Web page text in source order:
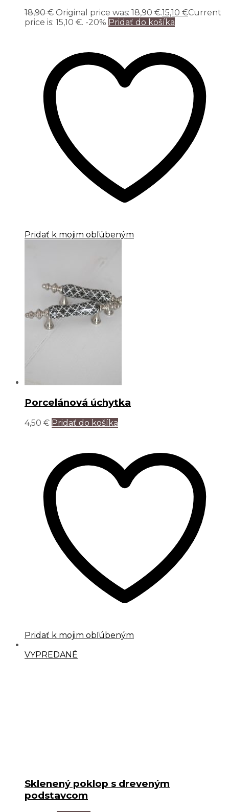
18,90€ Original price was: 18,90 €.15,10 €Current
price is: 15,10 €. -20% Pridať do košíka
Pridať k mojim obľúbeným
Porcelánová úchytka
4,50 € Pridať do košíka
Pridať k mojim obľúbeným
VYPREDANÉ
Sklenený poklop s dreveným
podstavcom